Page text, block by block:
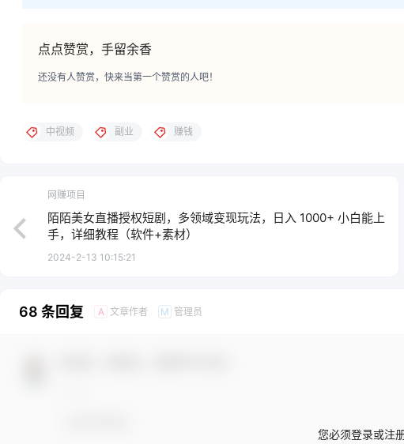
点点赞赏，手留余香
还没有人赞赏，快来当第一个赞赏的人吧！
中视频 副业 赚钱
网赚项目
陌陌美女直播授权短剧，多领域变现玩法，日入 1000+ 小白能上
手，详细教程（软件+素材）
2024-2-13 10:15:21
68 条回复 A 文章作者 M 管理员
您必须登录或注